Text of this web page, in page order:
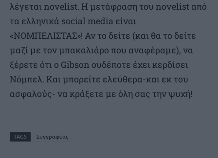
λέγεται novelist. Η μετάφραση του novelist από
τα ελληνικά social media είναι
«ΝΟΜΠΕΛΙΣΤΑΣ»! Αν το δείτε (και θα το δείτε
μαζί με τον μπακαλιάρο που αναφέραμε), να
ξέρετε ότι ο Gibson ουδέποτε έχει κερδίσει
Νόμπελ. Και μπορείτε ελεύθερα-και εκ του
ασφαλούς- να κράξετε με όλη σας την ψυχή!
TAGS Συγγραφέας